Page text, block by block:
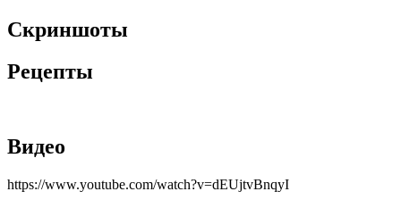
Скриншоты
Рецепты
Видео
https://www.youtube.com/watch?v=dEUjtvBnqyI